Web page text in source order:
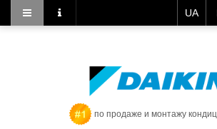
UA
по продаже и монтажу